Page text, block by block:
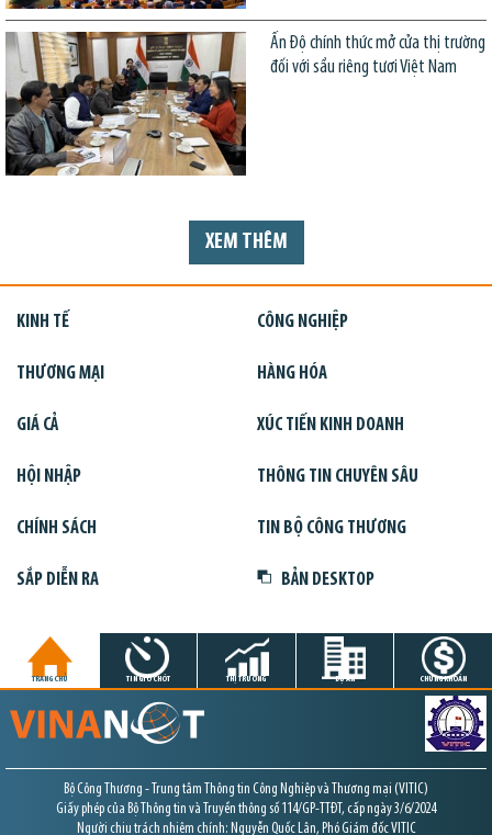
Ấn Độ chính thức mở cửa thị trường
đối với sầu riêng tươi Việt Nam
XEM THÊM
KINH TẾ CÔNG NGHIỆP
THƯƠNG MẠI HÀNG HÓA
GIÁ CẢ XÚC TIẾN KINH DOANH
HỘI NHẬP THÔNG TIN CHUYÊN SÂU
CHÍNH SÁCH TIN BỘ CÔNG THƯƠNG
SẮP DIỄN RA BẢN DESKTOP
TRANG CHỦ TIN GIỜ CHÓT THỊ TRƯỜNG DỰ ÁN CHỨNG KHOÁN
Bộ Công Thương - Trung tâm Thông tin Công Nghiệp và Thương mại (VITIC)
Giấy phép của Bộ Thông tin và Truyền thông số 114/GP-TTĐT, cấp ngày 3/6/2024
Người chịu trách nhiệm chính: Nguyễn Quốc Lân, Phó Giám đốc VITIC